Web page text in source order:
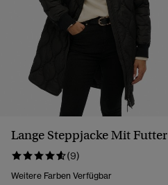
Lange Steppjacke Mit Futter
(9)
Weitere Farben Verfügbar